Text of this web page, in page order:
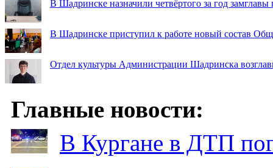
В Шадринске назначили четвёртого за год замглавы
В Шадринске приступил к работе новый состав
Отдел культуры Администрации Шадринска
Главные новости:
В Кургане в ДТП